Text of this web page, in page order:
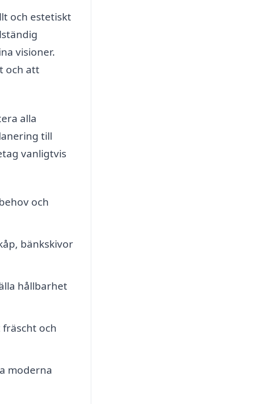
och estetiskt
visioner.
och att
alla
till
vanligtvis
och
bänkskivor
hållbarhet
och
moderna